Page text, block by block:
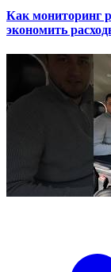
Как мониторинг
экономить